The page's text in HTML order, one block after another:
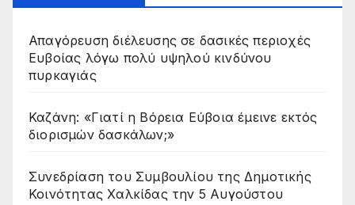
Απαγόρευση διέλευσης σε δασικές περιοχές
Ευβοίας λόγω πολύ υψηλού κινδύνου
πυρκαγιάς
Καζάνη: «Γιατί η Βόρεια Εύβοια έμεινε εκτός
διορισμών δασκάλων;»
Συνεδρίαση του Συμβουλίου της Δημοτικής
Κοινότητας Χαλκίδας την 5 Αυγούστου